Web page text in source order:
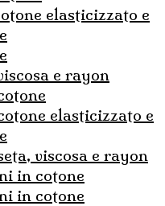
e rayon
viscosa e rayon
in cotone